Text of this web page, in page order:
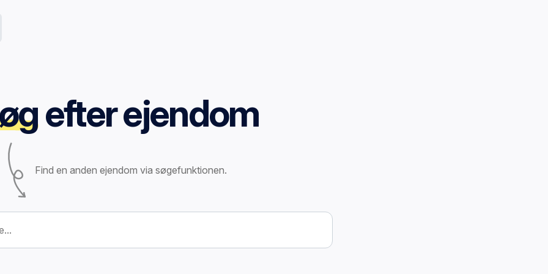
efter ejendom
Find en anden ejendom via søgefunktionen.